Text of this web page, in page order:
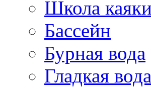
Школа
Бассейн
Бурная вода
Гладкая вода